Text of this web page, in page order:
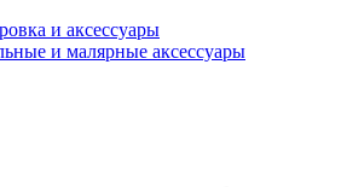
и аксессуары
и малярные аксессуары